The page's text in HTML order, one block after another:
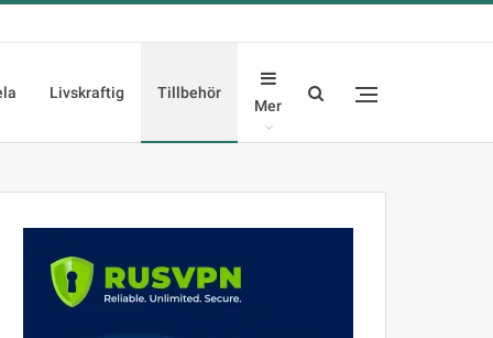
Livskraftig Tillbehör
Mer